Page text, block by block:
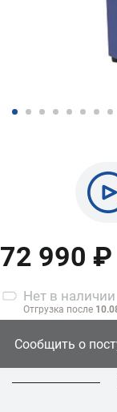
72 990 ₽
Нет в наличии
Отгрузка после
Сообщить о